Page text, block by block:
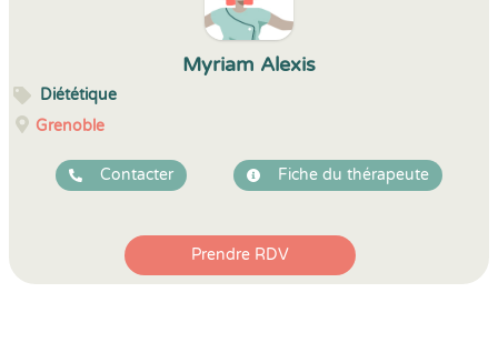
Myriam Alexis
Diététique
Grenoble
Contacter Fiche du thérapeute
Prendre RDV